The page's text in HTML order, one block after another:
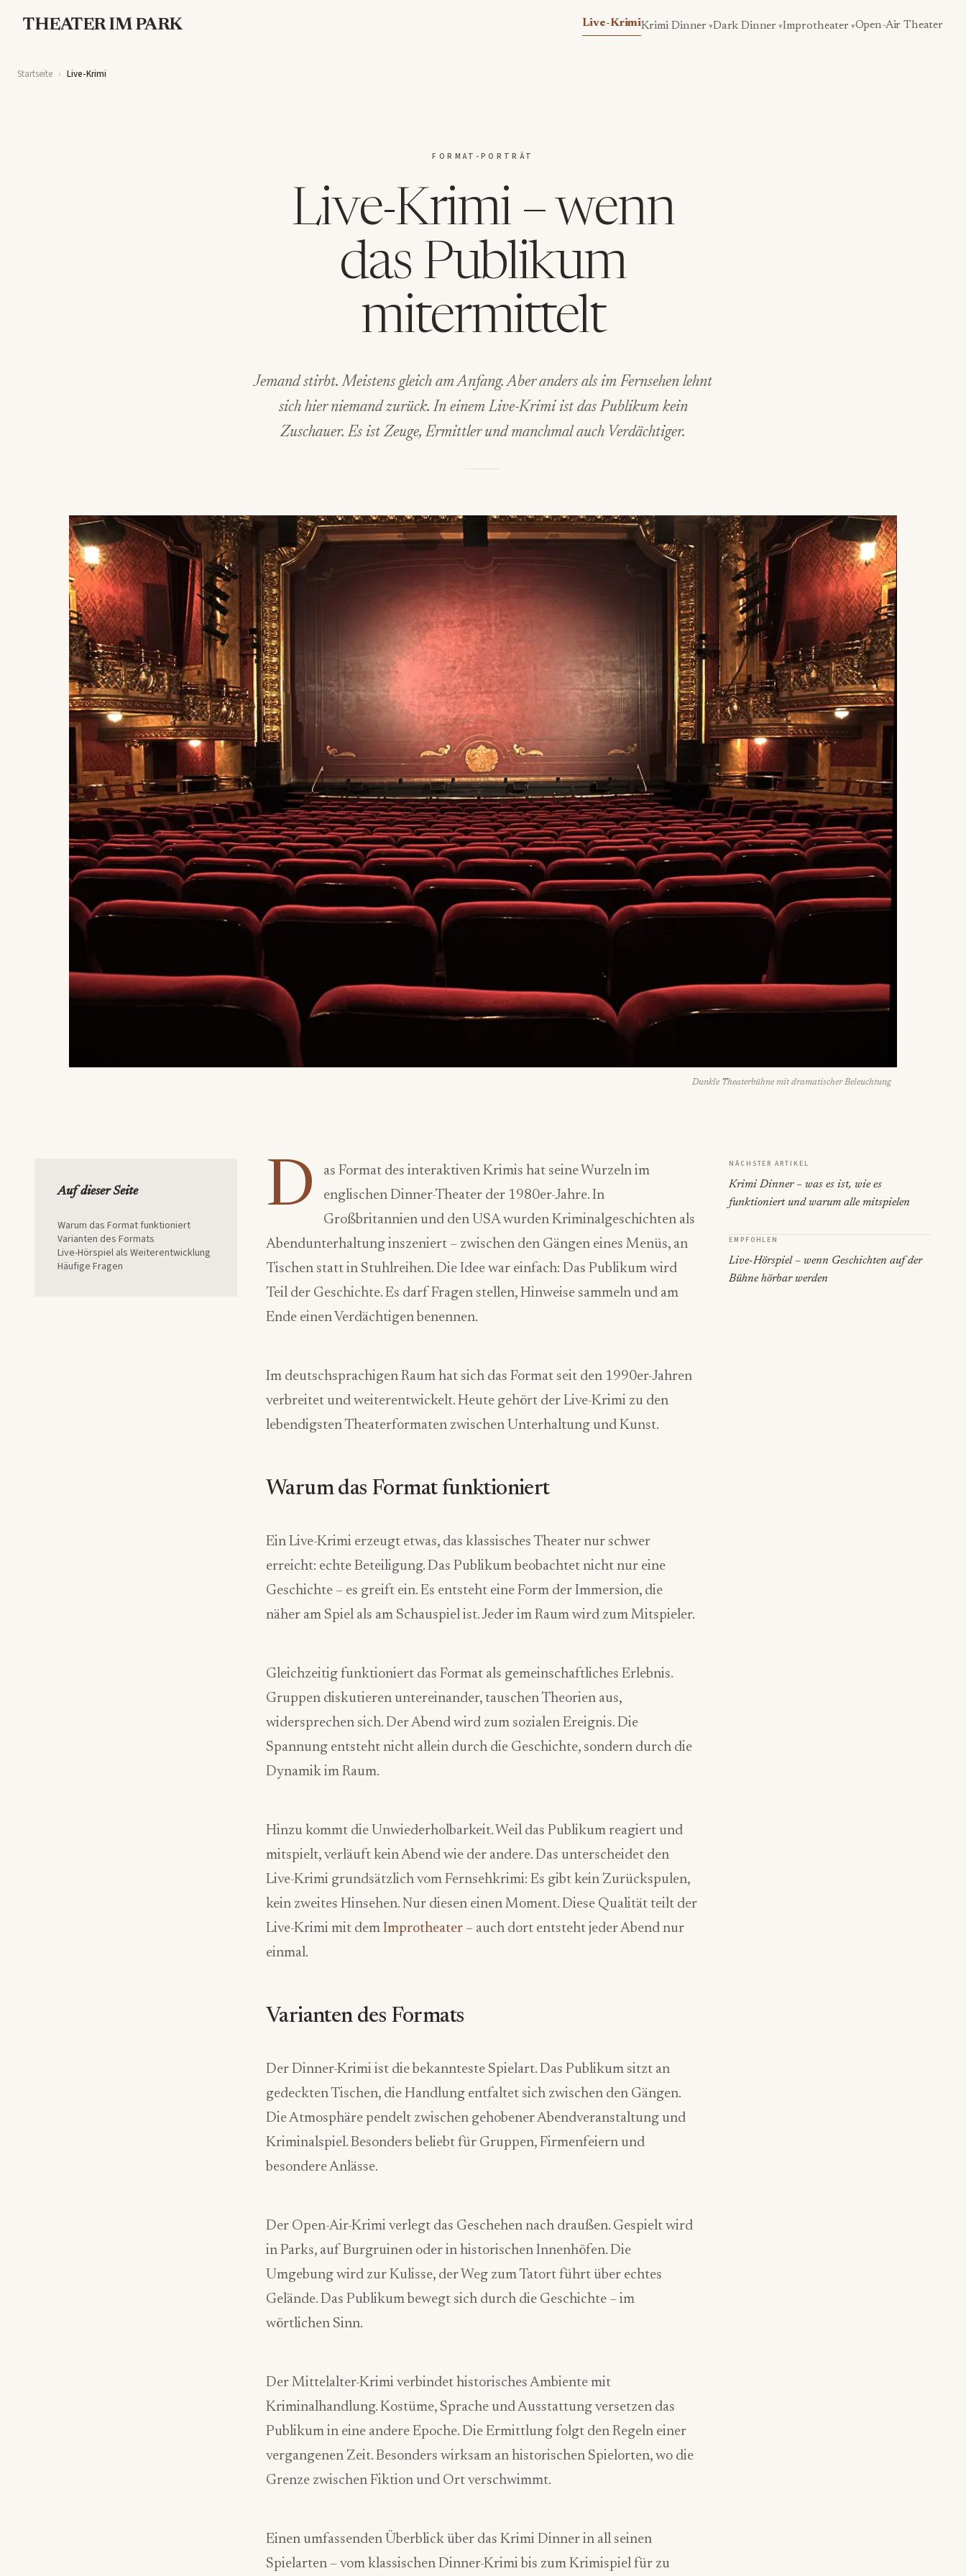
THEATER IM PARK Live-KrimiKrimi Dinner Dark Dinner Improtheater Open-Air Theater
Startseite Live-Krimi
FORMAT-PORTRÄT
Live-Krimi – wenn
das Publikum
mitermittelt
Jemand stirbt. Meistens gleich am Anfang. Aber anders als im Fernsehen lehnt
sich hier niemand zurück. In einem Live-Krimi ist das Publikum kein
Zuschauer. Es ist Zeuge, Ermittler und manchmal auch Verdächtiger.
Dunkle Theaterbühne mit dramatischer Beleuchtung
Auf dieser Seite
Warum das Format funktioniert
Varianten des Formats
Live-Hörspiel als Weiterentwicklung
Häufige Fragen
D
as Format des interaktiven Krimis hat seine Wurzeln im
englischen Dinner-Theater der 1980er-Jahre. In
Großbritannien und den USA wurden Kriminalgeschichten als
Abendunterhaltung inszeniert – zwischen den Gängen eines Menüs, an
Tischen statt in Stuhlreihen. Die Idee war einfach: Das Publikum wird
Teil der Geschichte. Es darf Fragen stellen, Hinweise sammeln und am
Ende einen Verdächtigen benennen.
Im deutschsprachigen Raum hat sich das Format seit den 1990er-Jahren
verbreitet und weiterentwickelt. Heute gehört der Live-Krimi zu den
lebendigsten Theaterformaten zwischen Unterhaltung und Kunst.
Warum das Format funktioniert
Ein Live-Krimi erzeugt etwas, das klassisches Theater nur schwer
erreicht: echte Beteiligung. Das Publikum beobachtet nicht nur eine
Geschichte – es greift ein. Es entsteht eine Form der Immersion, die
näher am Spiel als am Schauspiel ist. Jeder im Raum wird zum Mitspieler.
Gleichzeitig funktioniert das Format als gemeinschaftliches Erlebnis.
Gruppen diskutieren untereinander, tauschen Theorien aus,
widersprechen sich. Der Abend wird zum sozialen Ereignis. Die
Spannung entsteht nicht allein durch die Geschichte, sondern durch die
Dynamik im Raum.
Hinzu kommt die Unwiederholbarkeit. Weil das Publikum reagiert und
mitspielt, verläuft kein Abend wie der andere. Das unterscheidet den
Live-Krimi grundsätzlich vom Fernsehkrimi: Es gibt kein Zurückspulen,
kein zweites Hinsehen. Nur diesen einen Moment. Diese Qualität teilt der
Live-Krimi mit dem Improtheater– auch dort entsteht jeder Abend nur
einmal.
Varianten des Formats
Der Dinner-Krimi ist die bekannteste Spielart. Das Publikum sitzt an
gedeckten Tischen, die Handlung entfaltet sich zwischen den Gängen.
Die Atmosphäre pendelt zwischen gehobener Abendveranstaltung und
Kriminalspiel. Besonders beliebt für Gruppen, Firmenfeiern und
besondere Anlässe.
Der Open-Air-Krimi verlegt das Geschehen nach draußen. Gespielt wird
in Parks, auf Burgruinen oder in historischen Innenhöfen. Die
Umgebung wird zur Kulisse, der Weg zum Tatort führt über echtes
Gelände. Das Publikum bewegt sich durch die Geschichte – im
wörtlichen Sinn.
Der Mittelalter-Krimi verbindet historisches Ambiente mit
Kriminalhandlung. Kostüme, Sprache und Ausstattung versetzen das
Publikum in eine andere Epoche. Die Ermittlung folgt den Regeln einer
vergangenen Zeit. Besonders wirksam an historischen Spielorten, wo die
Grenze zwischen Fiktion und Ort verschwimmt.
Einen umfassenden Überblick über das Krimi Dinner in all seinen
Spielarten – vom klassischen Dinner-Krimi bis zum Krimispiel für zu
NÄCHSTER ARTIKEL
Krimi Dinner – was es ist, wie es
funktioniert und warum alle mitspielen
EMPFOHLEN
Live-Hörspiel – wenn Geschichten auf der
Bühne hörbar werden